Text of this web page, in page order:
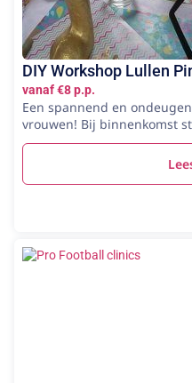
DIY Workshop Lullen
vanaf €8 p.p.
Een spannend en
vrouwen! Bij binnenkomst